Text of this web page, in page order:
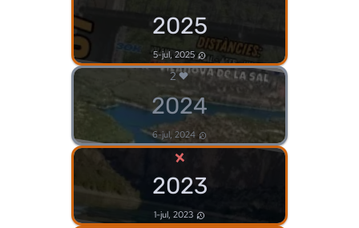
2025
5-jul, 2025
2
2024
6-jul, 2024
×
2023
1-jul, 2023